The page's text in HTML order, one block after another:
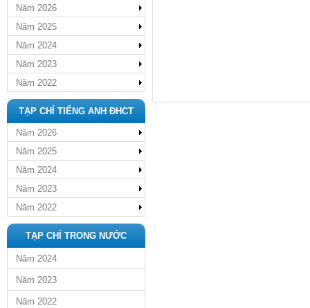
Năm 2026
Năm 2025
Năm 2024
Năm 2023
Năm 2022
TẠP CHÍ TIẾNG ANH ĐHCT
Năm 2026
Năm 2025
Năm 2024
Năm 2023
Năm 2022
TẠP CHÍ TRONG NƯỚC
Năm 2024
Năm 2023
Năm 2022